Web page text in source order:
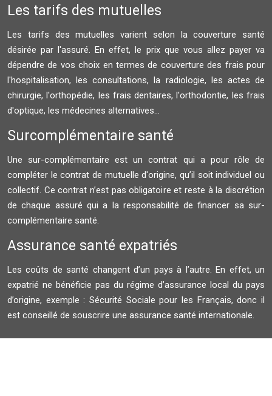
Les tarifs des mutuelles
Les tarifs des mutuelles varient selon la couverture santé
désirée par l'assuré. En effet, le prix que vous allez payer va
dépendre de vos choix en termes de couverture des frais pour
l'hospitalisation, les consultations, la radiologie, les actes de
chirurgie, l'orthopédie, les frais dentaires, l'orthodontie, les frais
d'optique, les médecines alternatives...
Surcomplémentaire santé
Une sur-complémentaire est un contrat qui a pour rôle de
compléter le contrat de mutuelle d'origine, qu’il soit individuel ou
collectif. Ce contrat n’est pas obligatoire et reste à la discrétion
de chaque assuré qui a la responsabilité de financer sa sur-
complémentaire santé.
Assurance santé expatriés
Les coûts de santé changent d’un pays à l’autre. En effet, un
expatrié ne bénéficie pas du régime d’assurance local du pays
d’origine, exemple : Sécurité Sociale pour les Français, donc il
est conseillé de souscrire une assurance santé internationale.